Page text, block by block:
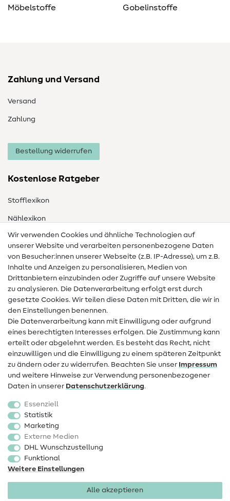
Möbelstoffe
Gobelinstoffe
Zahlung und Versand
Versand
Zahlung
Bestellung widerrufen
Kostenlose Ratgeber
Stofflexikon
Nählexikon
Nähanleitungen
Hilfe & Kontakt
Kontakt
Infos zum Betreiberwechsel
Widerrufsrecht
Beliebt
Stoffe
Sale
Schnittmuster
Wir verwenden Cookies und ähnliche Technologien auf
unserer Website und verarbeiten personenbezogene Daten
von Besucher:innen unserer Webseite (z.B. IP-Adresse), um z.B.
Inhalte und Anzeigen zu personalisieren, Medien von
Drittanbietern einzubinden oder Zugriffe auf unsere Website
zu analysieren. Die Datenverarbeitung erfolgt erst durch
gesetzte Cookies. Wir teilen diese Daten mit Dritten, die wir in
den Einstellungen benennen.
Die Datenverarbeitung kann mit Einwilligung oder aufgrund
eines berechtigten Interesses erfolgen. Die Zustimmung kann
erteilt oder abgelehnt werden. Es besteht das Recht, nicht
einzuwilligen und die Einwilligung zu einem späteren Zeitpunkt
zu ändern oder zu widerrufen. Beachten Sie unser Impressum
und weitere Hinweise zur Verwendung personenbezogener
Daten in unserer Daten­schutz­erklärung.
Essenziell
Statistik
Marketing
Externe Medien
DHL Wunschzustellung
Funktional
Weitere Einstellungen
Alle akzeptieren
Impressum
Datenschutz AGB